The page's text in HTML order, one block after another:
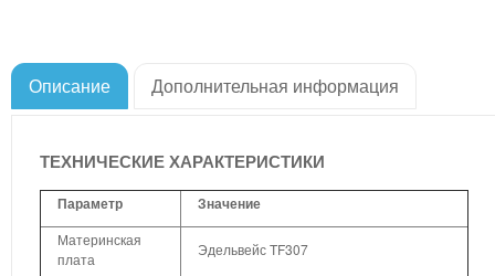
Описание Дополнительная информация
ТЕХНИЧЕСКИЕ ХАРАКТЕРИСТИКИ
Параметр Значение
Материнская
плата
Эдельвейс TF307